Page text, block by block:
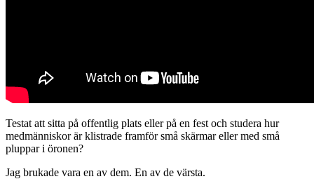
Testat att sitta på offentlig plats eller på en fest och studera hur
medmänniskor är klistrade framför små skärmar eller med små
pluppar i öronen?
Jag brukade vara en av dem. En av de värsta.